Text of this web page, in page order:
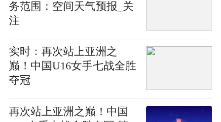
务范围：空间天气预报_关
注
实时：再次站上亚洲之
巅！中国U16女手七战全胜
夺冠
再次站上亚洲之巅！中国